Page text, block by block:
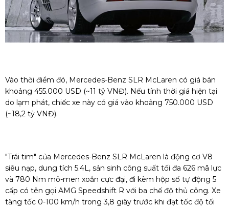
Vào thời điểm đó, Mercedes-Benz SLR McLaren có giá bán
khoảng 455.000 USD (~11 tỷ VNĐ). Nếu tính thời giá hiện tại
do lạm phát, chiếc xe này có giá vào khoảng 750.000 USD
(~18,2 tỷ VNĐ).
"Trái tim" của Mercedes-Benz SLR McLaren là động cơ V8
siêu nạp, dung tích 5.4L, sản sinh công suất tối đa 626 mã lực
và 780 Nm mô-men xoắn cực đại, đi kèm hộp số tự động 5
cấp có tên gọi AMG Speedshift R với ba chế độ thủ công. Xe
tăng tốc 0-100 km/h trong 3,8 giây trước khi đạt tốc độ tối